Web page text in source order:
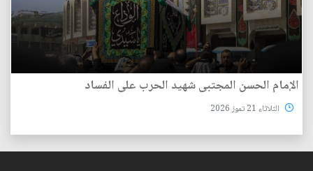
الإمام الحسن المجتبى شهيد الحرب على الفساد
الثلاثاء 21 تموز 2026